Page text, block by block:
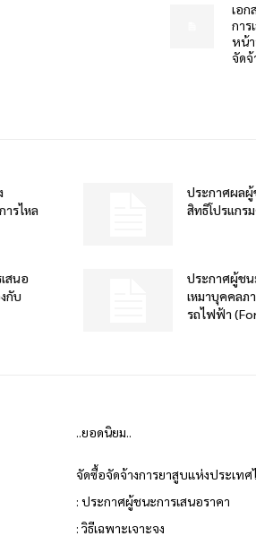
เอก
การ
หน้
จัดจ้
ารไหล
ประกาศผลผู้
สิทธิโปรแกร
สนอ
กับ
ประกาศผู้ชน
เหมาบุคคลภ
รถไฟฟ้า
..ยอดนิยม..
จัดซื้อจัดจ้างการยาสูบแห่งประเทศ
: ประกาศผู้ชนะการเสนอราคา
: วิธีเฉพาะเจาะจง